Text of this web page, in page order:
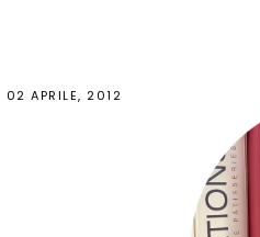
02 APRILE, 2012